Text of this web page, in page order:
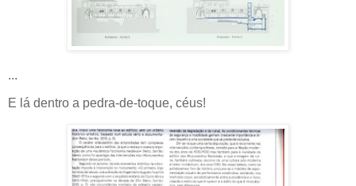
...
E lá dentro a pedra-de-toque, céus!